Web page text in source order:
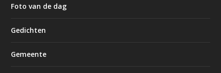
Foto van de dag
Gedichten
Gemeente